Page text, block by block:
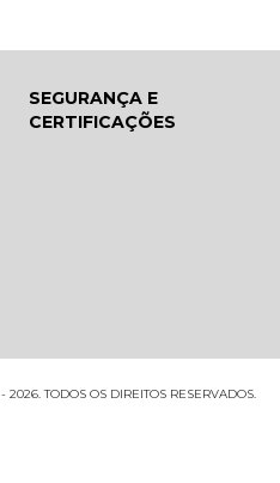
SEGURANÇA E
CERTIFICAÇÕES
2026. TODOS OS DIREITOS RESERVADOS.